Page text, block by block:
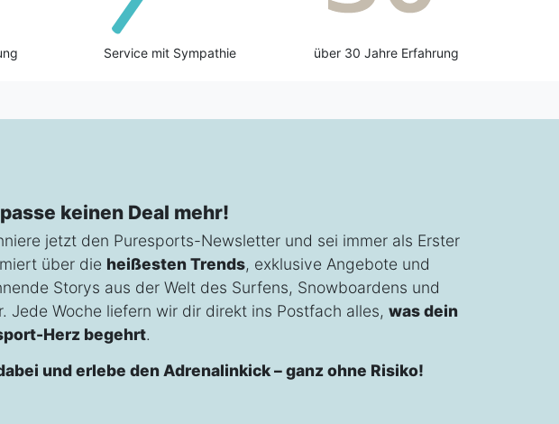
Service mit Sympathie über 30 Jahre Erfahrung
keinen Deal mehr!
jetzt den Puresports-Newsletter und sei immer als Erster
über die heißesten Trends, exklusive Angebote und
Storys aus der Welt des Surfens, Snowboardens und
Jede Woche liefern wir dir direkt ins Postfach alles, was dein
Herz begehrt.
und erlebe den Adrenalinkick – ganz ohne Risiko!